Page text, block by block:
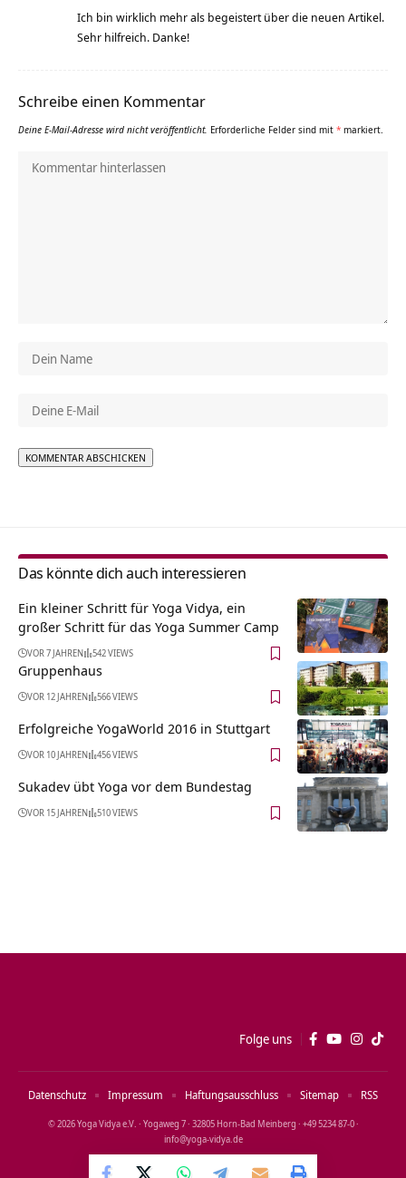
Ich bin wirklich mehr als begeistert über die neuen Artikel.
Sehr hilfreich. Danke!
Schreibe einen Kommentar
Deine E-Mail-Adresse wird nicht veröffentlicht. Erforderliche Felder sind mit * markiert.
Das könnte dich auch interessieren
Ein kleiner Schritt für Yoga Vidya, ein
großer Schritt für das Yoga Summer Camp
VOR 7 JAHREN 542 VIEWS
Gruppenhaus
VOR 12 JAHREN 566 VIEWS
Erfolgreiche YogaWorld 2016 in Stuttgart
VOR 10 JAHREN 456 VIEWS
Sukadev übt Yoga vor dem Bundestag
VOR 15 JAHREN 510 VIEWS
Folge uns
© 2026 Yoga Vidya e.V. · Yogaweg 7 · 32805 Horn‑Bad Meinberg · +49 5234 87‑0 ·
info@yoga‑vidya.de
Datenschutz Impressum Haftungsausschluss Sitemap RSS